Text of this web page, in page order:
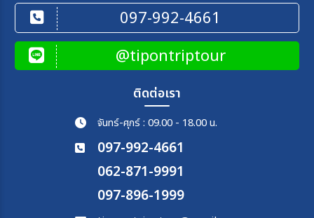
097-992-4661
@tipontriptour
ติดต่อเรา
จันทร์-ศุกร์ : 09.00 - 18.00 น.
097-992-4661
062-871-9991
097-896-1999